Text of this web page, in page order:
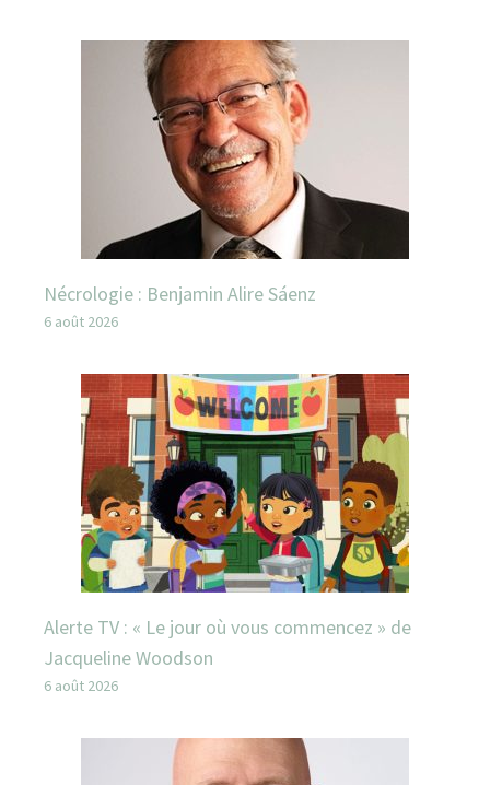
Nécrologie : Benjamin Alire Sáenz
6 août 2026
Alerte TV : « Le jour où vous commencez » de
Jacqueline Woodson
6 août 2026